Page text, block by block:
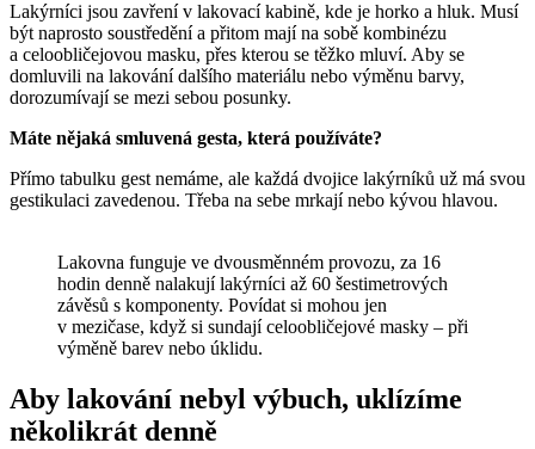
Lakýrníci jsou zavření v lakovací kabině, kde je horko a hluk. Musí
být naprosto soustředění a přitom mají na sobě kombinézu
a celoobličejovou masku, přes kterou se těžko mluví. Aby se
domluvili na lakování dalšího materiálu nebo výměnu barvy,
dorozumívají se mezi sebou posunky.
Máte nějaká smluvená gesta, která používáte?
Přímo tabulku gest nemáme, ale každá dvojice lakýrníků už má svou
gestikulaci zavedenou. Třeba na sebe mrkají nebo kývou hlavou.
Lakovna funguje ve dvousměnném provozu, za 16
hodin denně nalakují lakýrníci až 60 šestimetrových
závěsů s komponenty. Povídat si mohou jen
v mezičase, když si sundají celoobličejové masky – při
výměně barev nebo úklidu.
Aby lakování nebyl výbuch, uklízíme
několikrát denně